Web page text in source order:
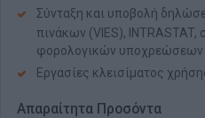
Σύνταξη και υποβολή
πινάκων (VIES),
φορολογικών υποχρεώσεων
Εργασίες κλεισίματος
Απαραίτητα Προσόντα